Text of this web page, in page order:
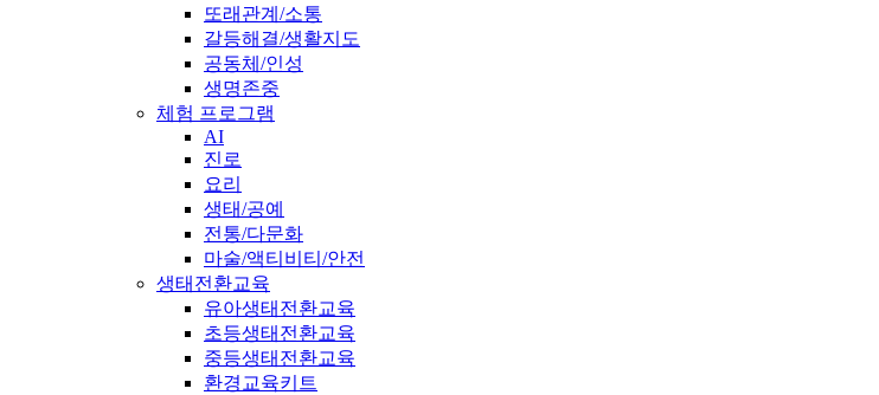
또래관계/소통
갈등해결/생활지도
공동체/인성
생명존중
체험 프로그램
AI
진로
요리
생태/공예
전통/다문화
마술/액티비티/안전
생태전환교육
유아생태전환교육
초등생태전환교육
중등생태전환교육
환경교육키트